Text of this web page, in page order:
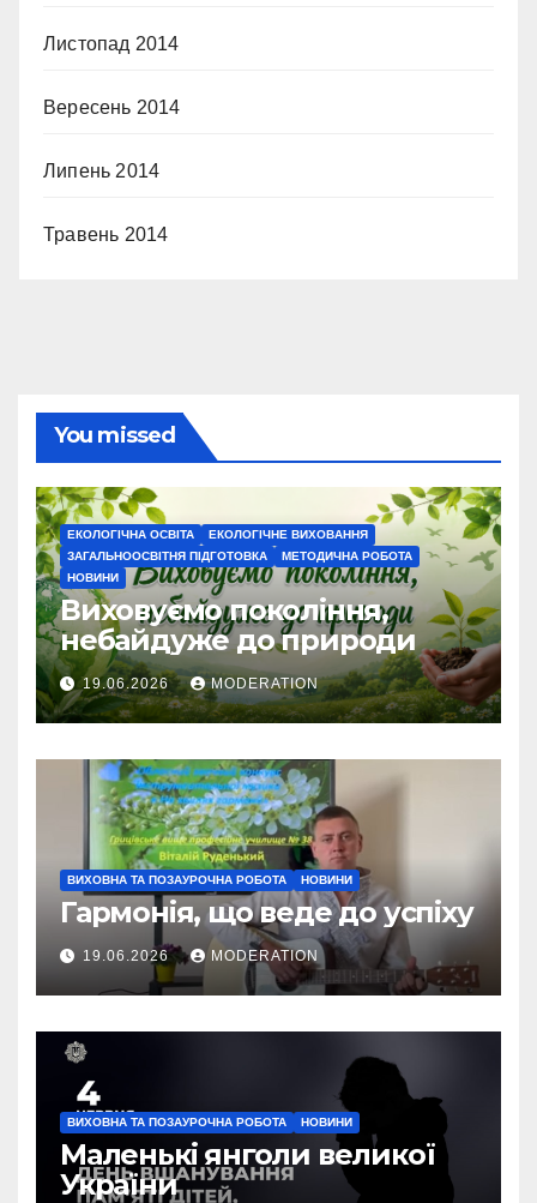
Листопад 2014
Вересень 2014
Липень 2014
Травень 2014
You missed
ЕКОЛОГІЧНА ОСВІТА
ЕКОЛОГІЧНЕ ВИХОВАННЯ
ЗАГАЛЬНООСВІТНЯ ПІДГОТОВКА
МЕТОДИЧНА РОБОТА
НОВИНИ
Виховуємо покоління,
небайдуже до природи
19.06.2026 MODERATION
ВИХОВНА ТА ПОЗАУРОЧНА РОБОТА НОВИНИ
Гармонія, що веде до успіху
19.06.2026 MODERATION
ВИХОВНА ТА ПОЗАУРОЧНА РОБОТА НОВИНИ
Маленькі янголи великої
України